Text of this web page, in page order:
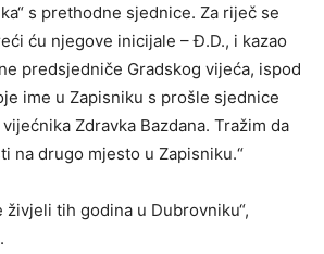
s prethodne sjednice. Za riječ se
ću njegove inicijale – Đ.D., i kazao
predsjedniče Gradskog vijeća, ispod
ime u Zapisniku s prošle sjednice
Zdravka Bazdana. Tražim da
na drugo mjesto u Zapisniku.“
živjeli tih godina u Dubrovniku“,